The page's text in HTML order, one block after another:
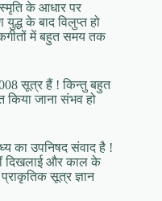
के आधार पर
के बाद विलुप्त हो
में बहुत समय तक
सूत्र हैं ! किन्तु बहुत
किया जाना संभव हो
का उपनिषद संवाद है !
दिखलाई और काल के
सूत्र ज्ञान